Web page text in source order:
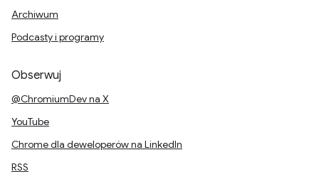
Archiwum
Podcasty i programy
Obserwuj
@ChromiumDev na X
YouTube
Chrome dla deweloperów na LinkedIn
RSS